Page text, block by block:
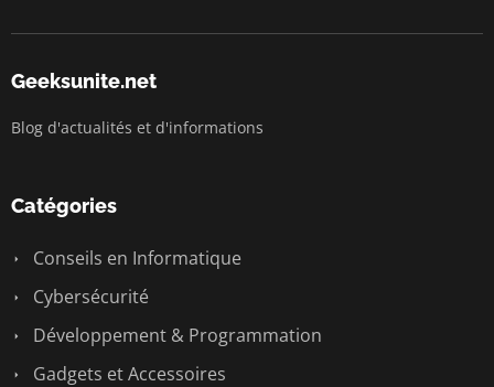
Geeksunite.net
Blog d'actualités et d'informations
Catégories
Conseils en Informatique
Cybersécurité
Développement & Programmation
Gadgets et Accessoires